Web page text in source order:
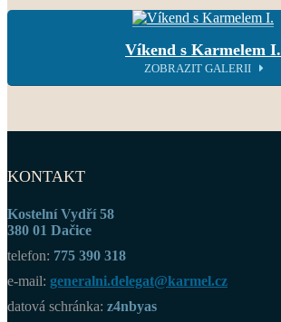
Víkend s Karmelem I.
ZOBRAZIT GALERII
KONTAKT
Kostelní Vydří 58
380 01 Dačice
telefon: 775 390 318
e-mail: generalni.delegat@karmel.cz
datová schránka: z4nbyas